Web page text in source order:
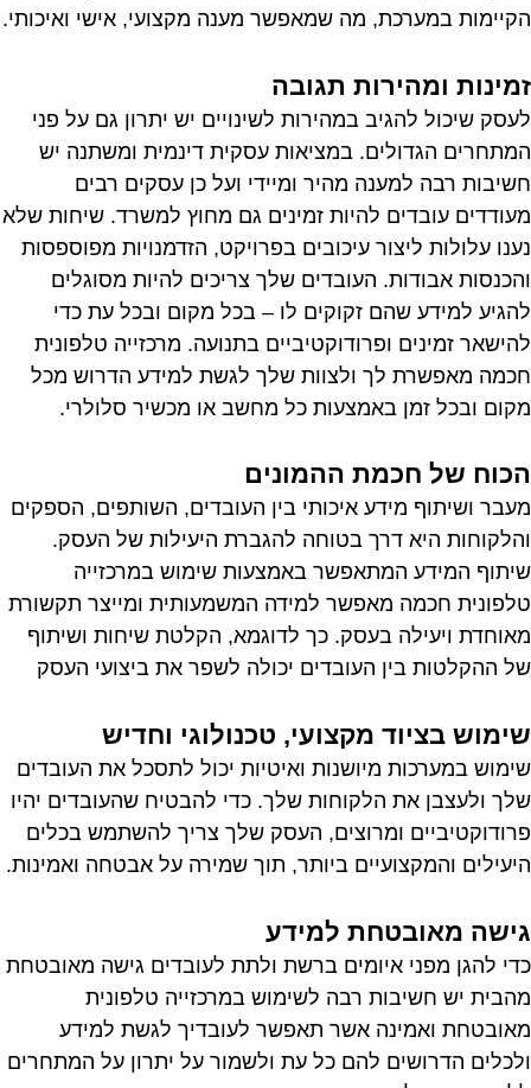
הקיימות במערכת, מה שמאפשר מענה מקצועי, אישי ואיכותי.
זמינות ומהירות תגובה
לעסק שיכול להגיב במהירות לשינויים יש יתרון גם על פני
המתחרים הגדולים. במציאות עסקית דינמית ומשתנה יש
חשיבות רבה למענה מהיר ומיידי ועל כן עסקים רבים
מעודדים עובדים להיות זמינים גם מחוץ למשרד. שיחות שלא
נענו עלולות ליצור עיכובים בפרויקט, הזדמנויות מפוספסות
והכנסות אבודות. העובדים שלך צריכים להיות מסוגלים
להגיע למידע שהם זקוקים לו – בכל מקום ובכל עת כדי
להישאר זמינים ופרודוקטיביים בתנועה. מרכזייה טלפונית
חכמה מאפשרת לך ולצוות שלך לגשת למידע הדרוש מכל
מקום ובכל זמן באמצעות כל מחשב או מכשיר סלולרי.
הכוח של חכמת ההמונים
מעבר ושיתוף מידע איכותי בין העובדים, השותפים, הספקים
והלקוחות היא דרך בטוחה להגברת היעילות של העסק.
שיתוף המידע המתאפשר באמצעות שימוש במרכזייה
טלפונית חכמה מאפשר למידה המשמעותית ומייצר תקשורת
מאוחדת ויעילה בעסק. כך לדוגמא, הקלטת שיחות ושיתוף
של ההקלטות בין העובדים יכולה לשפר את ביצועי העסק
שימוש בציוד מקצועי, טכנולוגי וחדיש
שימוש במערכות מיושנות ואיטיות יכול לתסכל את העובדים
שלך ולעצבן את הלקוחות שלך. כדי להבטיח שהעובדים יהיו
פרודוקטיביים ומרוצים, העסק שלך צריך להשתמש בכלים
היעילים והמקצועיים ביותר, תוך שמירה על אבטחה ואמינות.
גישה מאובטחת למידע
כדי להגן מפני איומים ברשת ולתת לעובדים גישה מאובטחת
מהבית יש חשיבות רבה לשימוש במרכזייה טלפונית
מאובטחת ואמינה אשר תאפשר לעובדיך לגשת למידע
ולכלים הדרושים להם כל עת ולשמור על יתרון על המתחרים